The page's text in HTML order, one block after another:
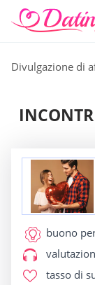
Divulgazione di
buono
tasso di